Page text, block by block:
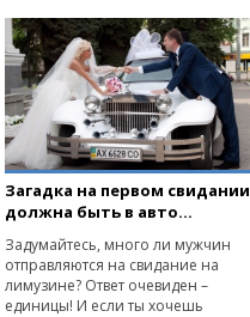
Загадка на первом свидании
должна быть в авто…
Задумайтесь, много ли мужчин
отправляются на свидание на
лимузине? Ответ очевиден –
единицы! И если ты хочешь